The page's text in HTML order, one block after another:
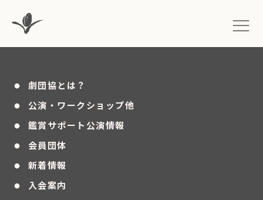
・ 劇団協とは？
・ 公演・ワークショップ他
・ 鑑賞サポート公演情報
・ 会員団体
・ 新着情報
・ 入会案内